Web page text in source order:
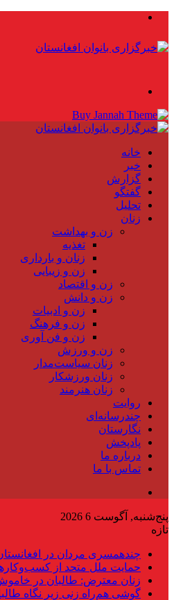
خانه
خبر
گزارش
گفتگو
تحلیل
زنان
زن و بهداشت
تغذیه
زنان و بارداری
زن و زیبایی
زن و اقتصاد
زن و دانش
زن و ادبیات
زن و فرهنگ
زن و فن آوری
زن و ورزش
زنان سیاست‌مدار
زنان ورزشکار
زنان هنرمند
روایت
چندرسانه‌ای
نگارستان
پادپخش
درباره ما
تماس با ما
پنج‌شنبه, آگوست 6 2026
تازه
چندهمسری مردان در
حمایت ملل متحد از
زنان معترض: طالبان در
گوشی هم‌راه زنی زیر نگاه